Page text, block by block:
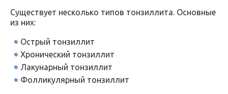
Существует несколько типов тонзиллита. Основные
из них:
Острый тонзиллит
Хронический тонзиллит
Лакунарный тонзиллит
Фолликулярный тонзиллит